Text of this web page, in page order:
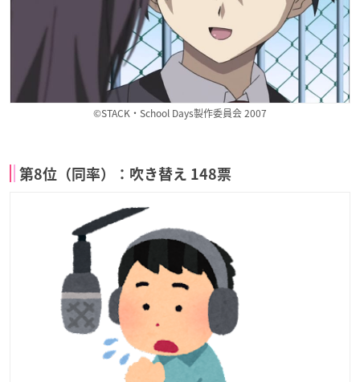
©STACK・School Days製作委員会 2007
第8位（同率）：吹き替え 148票